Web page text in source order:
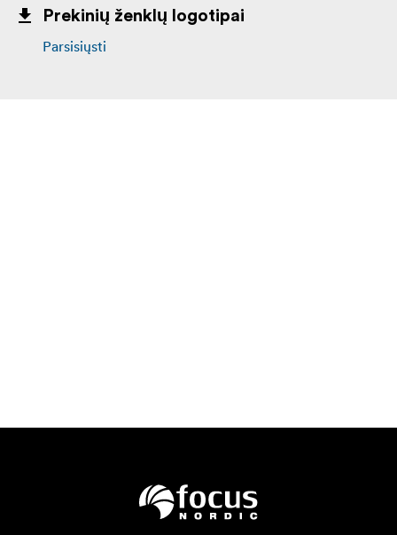
Prekinių ženklų logotipai
Parsisiųsti